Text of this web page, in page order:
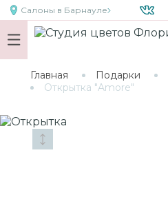
Салоны в Барнауле
Главная Подарки
Открытка "Amore"